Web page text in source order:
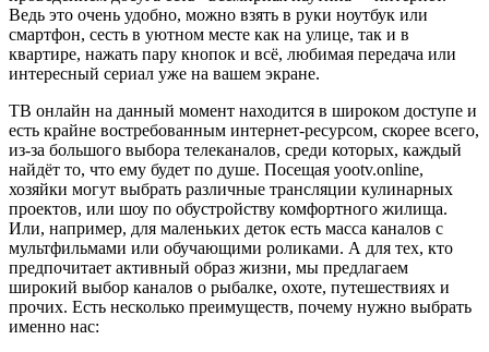
Ведь это очень удобно, можно взять в руки ноутбук или
смартфон, сесть в уютном месте как на улице, так и в
квартире, нажать пару кнопок и всё, любимая передача или
интересный сериал уже на вашем экране.
ТВ онлайн на данный момент находится в широком доступе и
есть крайне востребованным интернет-ресурсом, скорее всего,
из-за большого выбора телеканалов, среди которых, каждый
найдёт то, что ему будет по душе. Посещая yootv.online,
хозяйки могут выбрать различные трансляции кулинарных
проектов, или шоу по обустройству комфортного жилища.
Или, например, для маленьких деток есть масса каналов с
мультфильмами или обучающими роликами. А для тех, кто
предпочитает активный образ жизни, мы предлагаем
широкий выбор каналов о рыбалке, охоте, путешествиях и
прочих. Есть несколько преимуществ, почему нужно выбрать
именно нас: